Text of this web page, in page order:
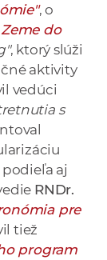
, o
Zeme do
, ktorý slúži
aktivity
vedúci
s
aj
RNDr.
pre
tiež
program